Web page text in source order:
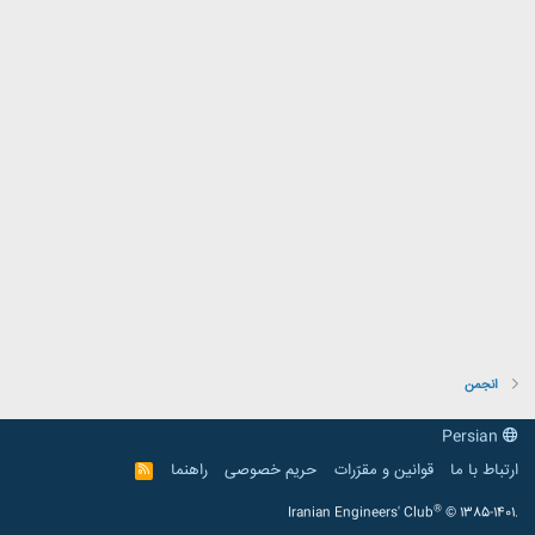
انجمن
ارتباط با ما
قوانین و مقرّرات حریم خصوصی راهنما
R
S
Iranian Engineers' Club® © 1385-1401.